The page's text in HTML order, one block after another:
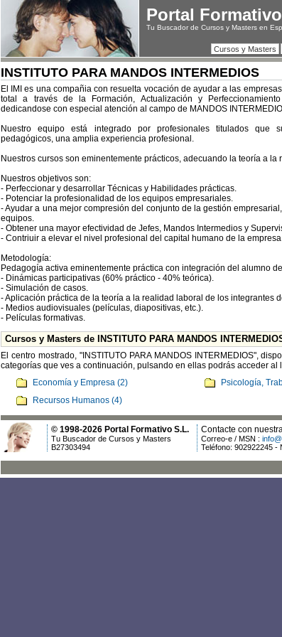
Portal Formativo
Tu Buscador de Cursos y Masters en
Cursos y Masters
INSTITUTO PARA MANDOS INTERMEDIOS
El IMI es una compañia con resuelta vocación de ayudar a las
total a través de la Formación, Actualización y
dedicandose con especial atención al campo de MANDOS
Nuestro equipo está integrado por profesionales titulados que
pedagógicos, una amplia experiencia profesional.
Nuestros cursos son eminentemente prácticos, adecuando la teoría a la
Nuestros objetivos son:
- Perfeccionar y desarrollar Técnicas y Habilidades prácticas.
- Potenciar la profesionalidad de los equipos empresariales.
- Ayudar a una mejor compresión del conjunto de la gestión
equipos.
- Obtener una mayor efectividad de Jefes, Mandos Intermedios y
- Contriuir a elevar el nivel profesional del capital humano de la
Metodología:
Pedagogía activa eminentemente práctica con integración del alumno
- Dinámicas participativas (60% práctico - 40% teórica).
- Simulación de casos.
- Aplicación práctica de la teoría a la realidad laboral de los integrantes
- Medios audiovisuales (películas, diapositivas, etc.).
- Películas formativas.
Cursos y Masters de INSTITUTO PARA MANDOS
El centro mostrado, "INSTITUTO PARA MANDOS INTERMEDIOS",
categorías que ves a continuación, pulsando en ellas podrás acceder al
Economía y Empresa (2)
Psicología,
Recursos Humanos (4)
© 1998-2026 Portal Formativo S.L.
Tu Buscador de Cursos y Masters
B27303494
Contacte con
Correo-e / MSN :
Teléfono: 902922245 -